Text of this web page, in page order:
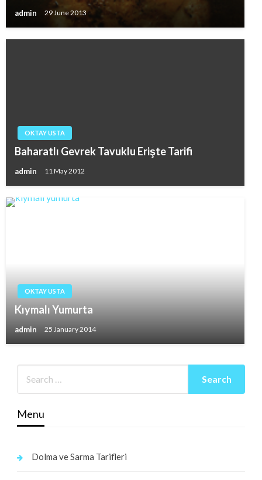
admin 29 June 2013
OKTAY USTA
Baharatlı Gevrek Tavuklu Erişte Tarifi
admin 11 May 2012
OKTAY USTA
Kıymalı Yumurta
admin 25 January 2014
Menu
Dolma ve Sarma Tarifleri